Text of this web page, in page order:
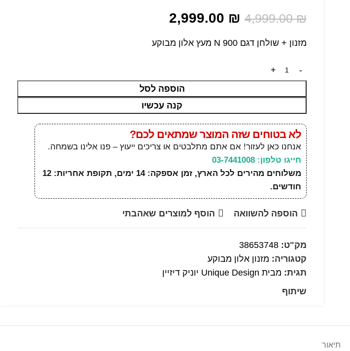
4,999.00₪
2,999.00 ₪
מזנון + שולחן דגם N 900 מעץ אלון מבוקע
הוספה לסל
קנה עכשיו
לא בטוחים שזה המוצר שמתאים לכם?
אנחנו כאן לעזור! אם אתם מתלבטים או צריכים ייעוץ – פנו אלינו בשמחה.
חייגו טלפון: 03-7441008
משלוחים מהירים לכל הארץ, זמן אספקה: 14 ימים, תקופת אחריות: 12
חודשים.
הוספה להשוואה הוסף למוצרים שאהבתי
מק"ט: 38653748
קטגוריה: מזנון אלון מבוקע
תגית: מבית Unique Design יוניק דיזיין
שיתוף
תיאור